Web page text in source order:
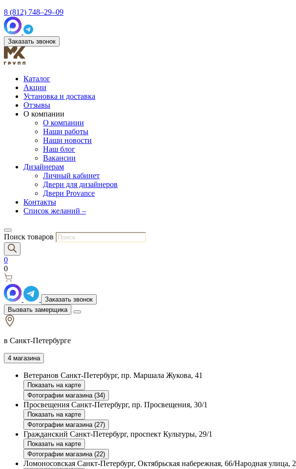
8 (812) 748–29–09
Заказать звонок
Каталог
Акции
Установка и доставка
Отзывы
О компании
О компании
Наши работы
Наши новости
Наш блог
Вакансии
Дизайнерам
Личный кабинет
Двери для дизайнеров
Двери Provance
Контакты
Список желаний –
Поиск товаров
0
0
Заказать звонок
Вызвать замерщика
в Санкт-Петербурге
4 магазина
Ветеранов Санкт-Петербург, пр. Маршала Жукова, 41
Показать на карте
Фотографии магазина (34)
Просвещения Санкт-Петербург, пр. Просвещения, 30/1
Показать на карте
Фотографии магазина (27)
Гражданский Санкт-Петербург, проспект Культуры, 29/1
Показать на карте
Фотографии магазина (22)
Ломоносовская Санкт-Петербург, Октябрьская набережная, 66/Народная улица, 2